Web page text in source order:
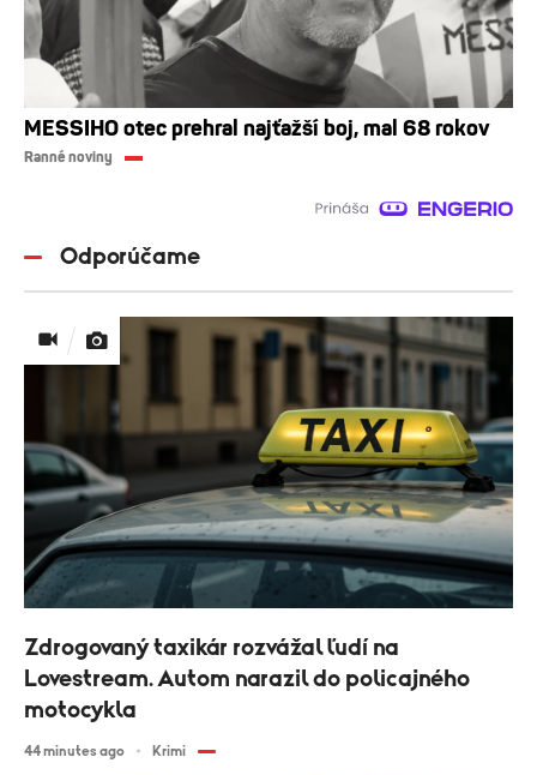
MESSIHO otec prehral najťažší boj, mal 68 rokov
Ranné noviny
Odporúčame
Zdrogovaný taxikár rozvážal ľudí na
Lovestream. Autom narazil do policajného
motocykla
44 minutes ago Krimi